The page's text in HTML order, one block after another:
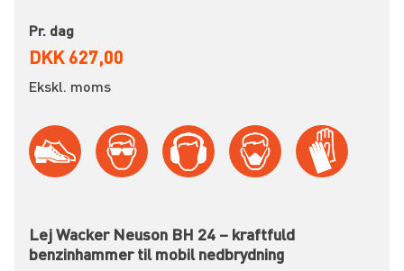
Pr. dag
DKK 627,00
Ekskl. moms
Lej Wacker Neuson BH 24 – kraftfuld
benzinhammer til mobil nedbrydning